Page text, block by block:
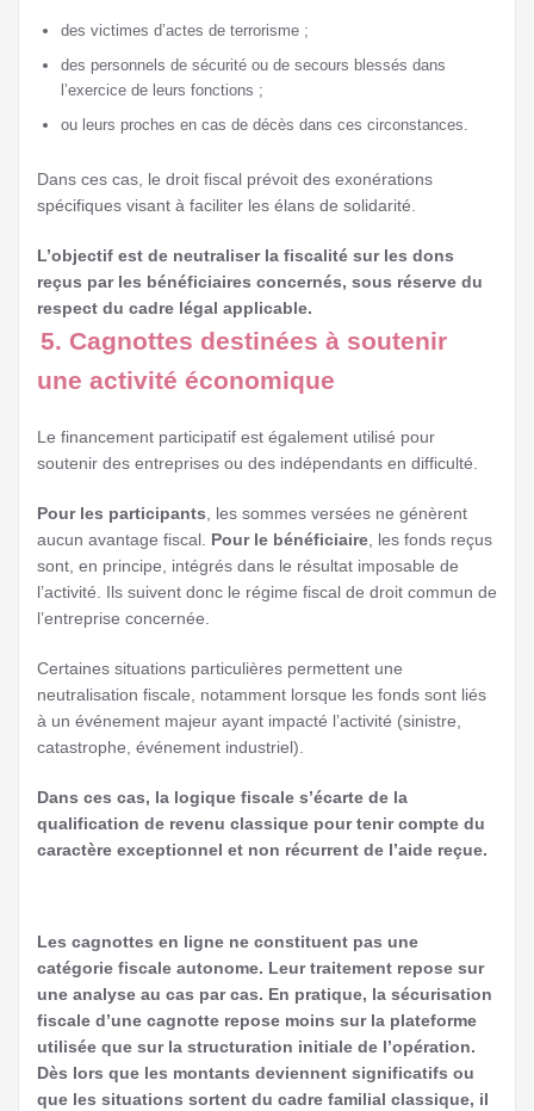
des victimes d’actes de terrorisme ;
des personnels de sécurité ou de secours blessés dans
l’exercice de leurs fonctions ;
ou leurs proches en cas de décès dans ces circonstances.
Dans ces cas, le droit fiscal prévoit des exonérations
spécifiques visant à faciliter les élans de solidarité.
L’objectif est de neutraliser la fiscalité sur les dons
reçus par les bénéficiaires concernés, sous réserve du
respect du cadre légal applicable.
5. Cagnottes destinées à soutenir
une activité économique
Le financement participatif est également utilisé pour
soutenir des entreprises ou des indépendants en difficulté.
Pour les participants , les sommes versées ne génèrent
aucun avantage fiscal. Pour le bénéficiaire , les fonds reçus
sont, en principe, intégrés dans le résultat imposable de
l’activité. Ils suivent donc le régime fiscal de droit commun de
l’entreprise concernée.
Certaines situations particulières permettent une
neutralisation fiscale, notamment lorsque les fonds sont liés
à un événement majeur ayant impacté l’activité (sinistre,
catastrophe, événement industriel).
Dans ces cas, la logique fiscale s’écarte de la
qualification de revenu classique pour tenir compte du
caractère exceptionnel et non récurrent de l’aide reçue.
Les cagnottes en ligne ne constituent pas une
catégorie fiscale autonome. Leur traitement repose sur
une analyse au cas par cas. En pratique, la sécurisation
fiscale d’une cagnotte repose moins sur la plateforme
utilisée que sur la structuration initiale de l’opération.
Dès lors que les montants deviennent significatifs ou
que les situations sortent du cadre familial classique, il